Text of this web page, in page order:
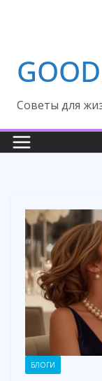
Cоветы для
БЛОГИ